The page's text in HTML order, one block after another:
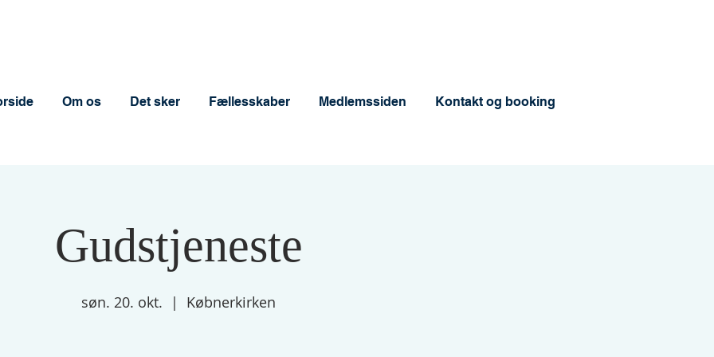
Om os Det sker Fællesskaber Medlemssiden Kontakt og booking
Gudstjeneste
søn. 20. okt.
  |
Købnerkirken